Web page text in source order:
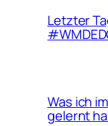
Letzter
Was ich
gelernt